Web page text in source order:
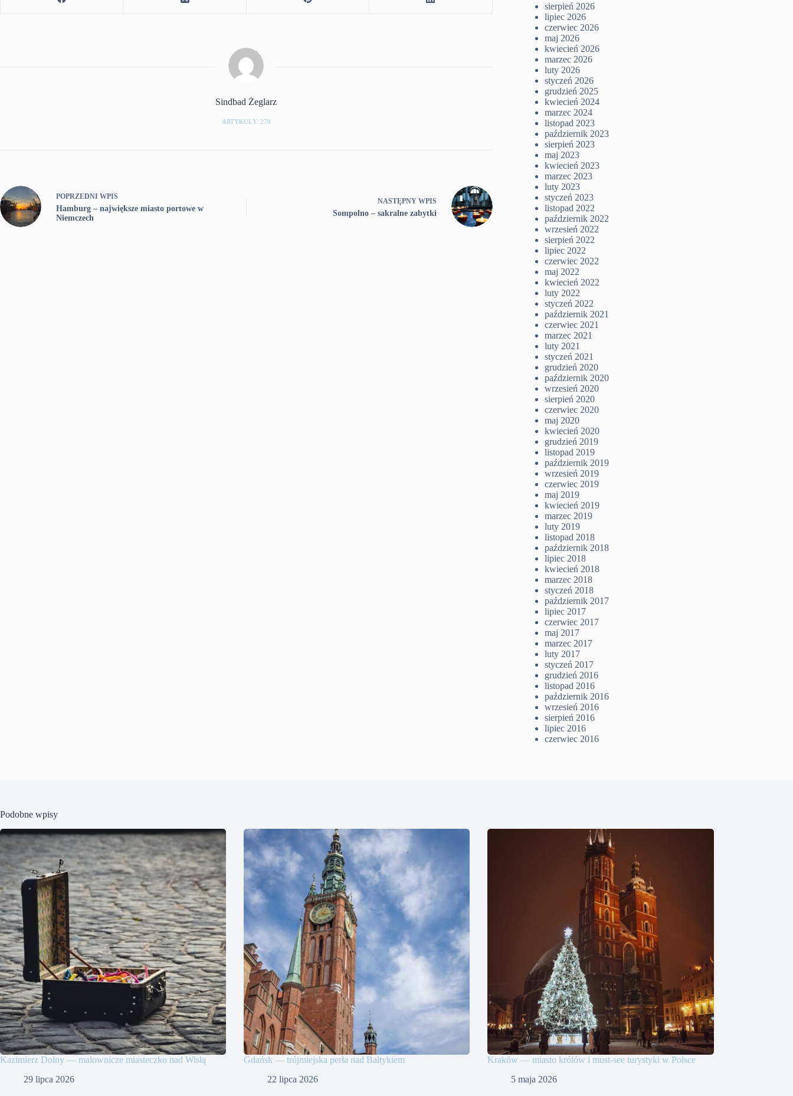
Sindbad Żeglarz
ARTYKUŁY: 270
POPRZEDNI WPIS
Hamburg – największe miasto portowe w
Niemczech
NASTĘPNY WPIS
Sompolno – sakralne zabytki
sierpień 2026
lipiec 2026
czerwiec 2026
maj 2026
kwiecień 2026
marzec 2026
luty 2026
styczeń 2026
grudzień 2025
kwiecień 2024
marzec 2024
listopad 2023
październik 2023
sierpień 2023
maj 2023
kwiecień 2023
marzec 2023
luty 2023
styczeń 2023
listopad 2022
październik 2022
wrzesień 2022
sierpień 2022
lipiec 2022
czerwiec 2022
maj 2022
kwiecień 2022
luty 2022
styczeń 2022
październik 2021
czerwiec 2021
marzec 2021
luty 2021
styczeń 2021
grudzień 2020
październik 2020
wrzesień 2020
sierpień 2020
czerwiec 2020
maj 2020
kwiecień 2020
grudzień 2019
listopad 2019
październik 2019
wrzesień 2019
czerwiec 2019
maj 2019
kwiecień 2019
marzec 2019
luty 2019
listopad 2018
październik 2018
lipiec 2018
kwiecień 2018
marzec 2018
styczeń 2018
październik 2017
lipiec 2017
czerwiec 2017
maj 2017
marzec 2017
luty 2017
styczeń 2017
grudzień 2016
listopad 2016
październik 2016
wrzesień 2016
sierpień 2016
lipiec 2016
czerwiec 2016
Podobne wpisy
Kazimierz Dolny — malownicze miasteczko nad Wisłą
29 lipca 2026
Gdańsk — trójmiejska perła nad Bałtykiem
22 lipca 2026
Kraków — miasto królów i must-see turystyki w Polsce
5 maja 2026